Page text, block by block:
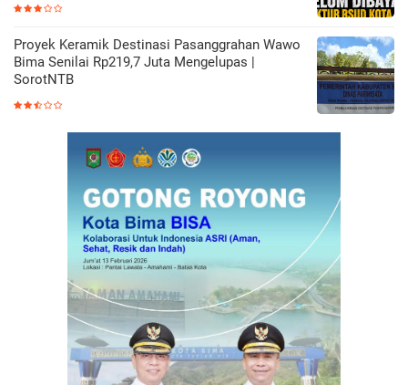
Proyek Keramik Destinasi Pasanggrahan Wawo
Bima Senilai Rp219,7 Juta Mengelupas |
SorotNTB